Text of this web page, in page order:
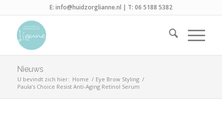
E: info@huidzorglianne.nl | T: 06 5188 5382
Nieuws
U bevindt zich hier: Home / Eye Brow Styling /
Paula’s Choice Resist Anti-Aging Retinol Serum